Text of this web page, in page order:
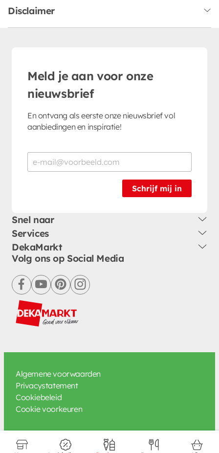
Disclaimer
Meld je aan voor onze
nieuwsbrief
En ontvang als eerste onze nieuwsbrief vol
aanbiedingen en inspiratie!
Schrijf mij in
Snel naar
Services
DekaMarkt
Volg ons op Social Media
facebookyoutubepinterestinstagram
Algemene voorwaarden
Privacystatement
Cookiebeleid
Cookie voorkeuren